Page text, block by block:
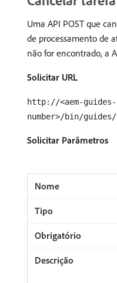
Uma API POST que
de processamento de
não for encontrado, a
Solicitar URL
http://<aem-
number>/bin/
Solicitar Parâmetros